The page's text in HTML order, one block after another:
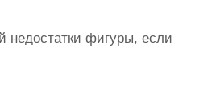
недостатки фигуры, если